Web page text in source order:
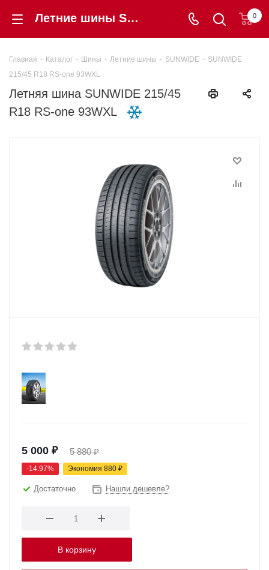
Летние шины SUNWIDE 215/45 R18 RS-one 93WXL купить в интернет-магазине «Шинторг» в Калининграде 0
Главная - Каталог - Шины - Летние шины - SUNWIDE - SUNWIDE
215/45 R18 RS-one 93WXL
Летняя шина SUNWIDE 215/45
R18 RS-one 93WXL
5 000 ₽ 5 880₽
-14.97% Экономия 880 ₽
Достаточно Нашли дешевле?
В корзину